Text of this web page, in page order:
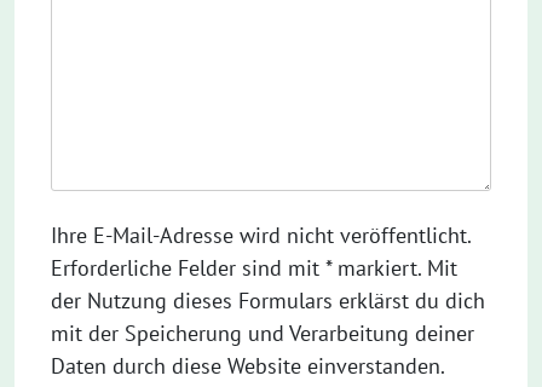
Ihre E-Mail-Adresse wird nicht veröffentlicht.
Erforderliche Felder sind mit * markiert. Mit
der Nutzung dieses Formulars erklärst du dich
mit der Speicherung und Verarbeitung deiner
Daten durch diese Website einverstanden.